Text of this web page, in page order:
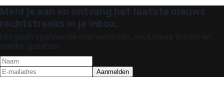
Meld je aan en ontvang het laatste nieuws
rechtstreeks in je inbox.
Mis geen spannende evenementen, exclusieve tickets en
unieke updates!